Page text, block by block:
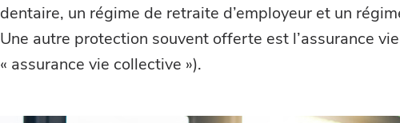
dentaire, un régime de retraite d’employeur et un
Une autre protection souvent offerte est l’assurance
« assurance vie collective »).